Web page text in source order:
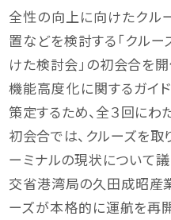
全性の向上に向けたクル
置などを検討する「クル
けた検討会」の初会合を
機能高度化に関するガイド
策定するため、全３回にわ
初会合では、クルーズを
ーミナルの現状について
交省港湾局の久田成昭産
ーズが本格的に運航を再